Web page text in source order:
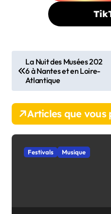
a
v
i
g
a
La Nuit des Musées 202
6 à Nantes et en Loire-
Atlantique
Articles que
Festivals Musique